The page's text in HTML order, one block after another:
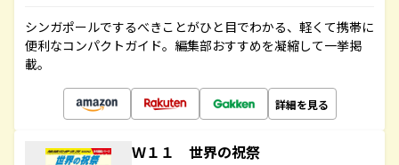
シンガポールでするべきことがひと目でわかる、軽くて携帯に
便利なコンパクトガイド。編集部おすすめを凝縮して一挙掲
載。
詳細を見る
Ｗ１１ 世界の祝祭